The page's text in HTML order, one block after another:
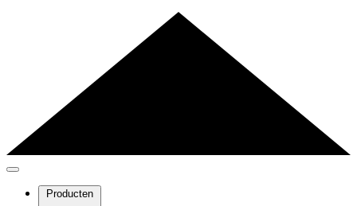
Producten